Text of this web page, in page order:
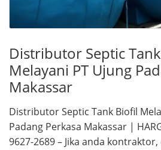
Distributor Septic
Melayani PT Ujung
Makassar
Distributor Septic Tank Biofil
Padang Perkasa Makassar |
9627-2689 – Jika anda